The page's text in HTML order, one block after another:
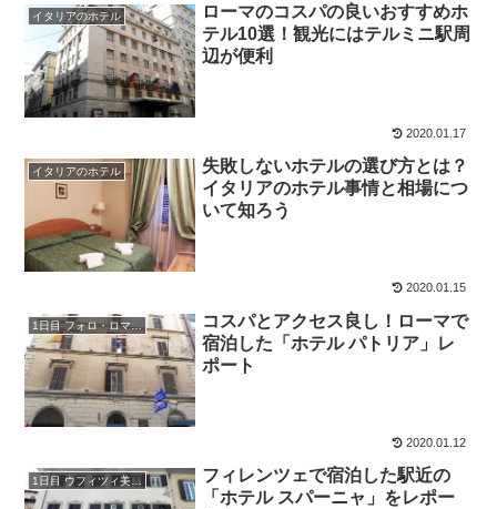
イタリアのホテル
ローマのコスパの良いおすすめホ
テル10選！観光にはテルミニ駅周
辺が便利
2020.01.17
イタリアのホテル
失敗しないホテルの選び方とは？
イタリアのホテル事情と相場につ
いて知ろう
2020.01.15
1日目 フォロ・ロマーノとコロッセオ
コスパとアクセス良し！ローマで
宿泊した「ホテル パトリア」レ
ポート
2020.01.12
1日目 ウフィツィ美術館と周辺の観光
フィレンツェで宿泊した駅近の
「ホテル スパーニャ」をレポー